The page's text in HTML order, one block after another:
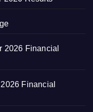
2026 Financial
Financial